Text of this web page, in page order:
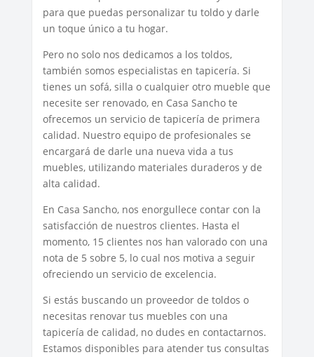
para que puedas personalizar tu toldo y darle
un toque único a tu hogar.
Pero no solo nos dedicamos a los toldos,
también somos especialistas en tapicería. Si
tienes un sofá, silla o cualquier otro mueble que
necesite ser renovado, en Casa Sancho te
ofrecemos un servicio de tapicería de primera
calidad. Nuestro equipo de profesionales se
encargará de darle una nueva vida a tus
muebles, utilizando materiales duraderos y de
alta calidad.
En Casa Sancho, nos enorgullece contar con la
satisfacción de nuestros clientes. Hasta el
momento, 15 clientes nos han valorado con una
nota de 5 sobre 5, lo cual nos motiva a seguir
ofreciendo un servicio de excelencia.
Si estás buscando un proveedor de toldos o
necesitas renovar tus muebles con una
tapicería de calidad, no dudes en contactarnos.
Estamos disponibles para atender tus consultas